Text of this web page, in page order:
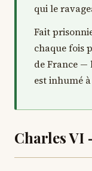
qui le
Fait
chaque fois
de France
est inhumé
Charles VI